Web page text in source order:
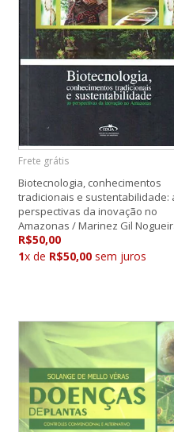
Frete grátis
Biotecnologia, conhecimentos
tradicionais e sustentabilidade:
perspectivas da inovação no
Amazonas / Marinez Gil
R$50,00
1x de R$50,00 sem juros